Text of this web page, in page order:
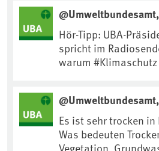
Hör-Tipp: UBA-
spricht im
warum #Klimaschutz die wichtigste
https://
Es ist sehr trocken
Was bedeuten
Vegetation,